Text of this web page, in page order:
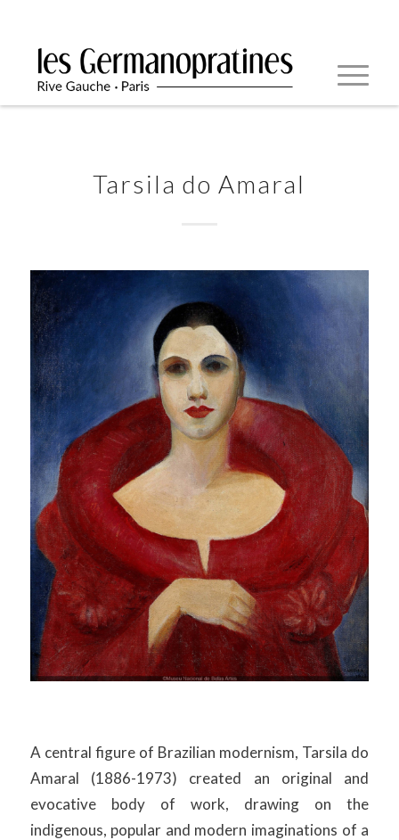
Tarsila do Amaral
A central figure of Brazilian modernism, Tarsila do
Amaral (1886-1973) created an original and
evocative body of work, drawing on the
indigenous, popular and modern imaginations of a